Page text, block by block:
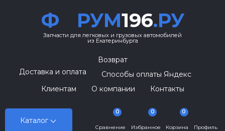
Ф РУМ196.РУ
Запчасти для легковых и грузовых автомобилей
из Екатеринбурга
Каталог
Возврат
Доставка и оплата
Способы оплаты Яндекс
Клиентам
О компании Контакты
Сравнение
0
Избранное
0
Корзина
0
Профиль